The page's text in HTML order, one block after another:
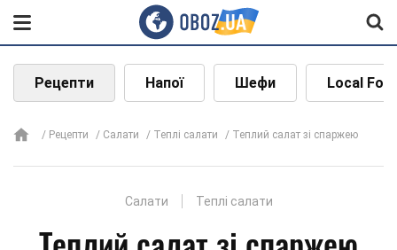
Рецепти Напої Шефи Local
Рецепти Салати Теплі салати Теплий салат зі спаржею
Салати Теплі салати